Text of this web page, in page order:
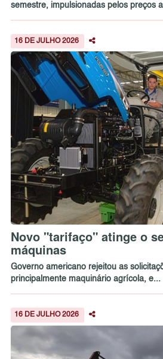
semestre, impulsionadas pelos preços
16 DE JULHO 2026
Novo "tarifaço" atinge o
máquinas
Governo americano rejeitou as
principalmente maquinário agrícola, e...
16 DE JULHO 2026